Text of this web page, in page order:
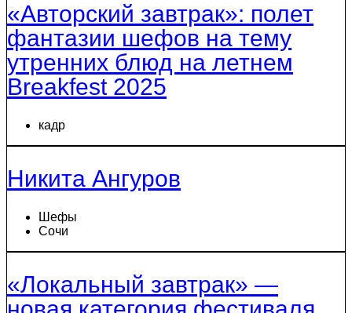
«Авторский завтрак»: полет
фантазии шефов на тему
утренних блюд на летнем
Breakfest 2025
кадр
Никита Ангуров
Шефы
Сочи
«Локальный завтрак» —